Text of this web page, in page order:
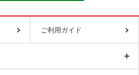
ご利用ガイド